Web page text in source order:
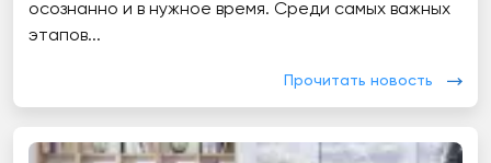
осознанно и в нужное время. Среди самых важных
этапов...
Прочитать новость